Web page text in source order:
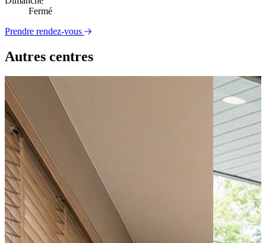
Fermé
Prendre rendez-vous
Autres centres